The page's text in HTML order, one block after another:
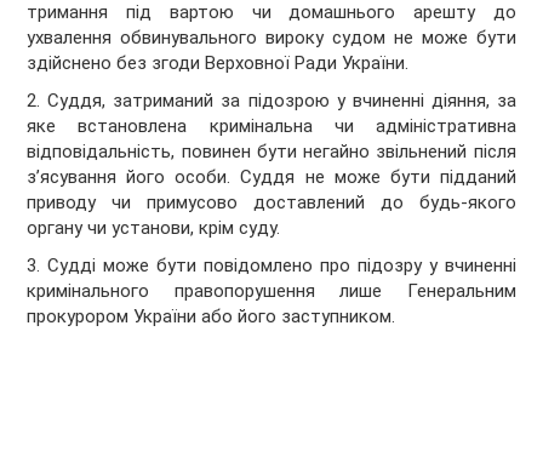
тримання під вартою чи домашнього арешту до
ухвалення обвинувального вироку судом не може бути
здійснено без згоди Верховної Ради України.
2. Суддя, затриманий за підозрою у вчиненні діяння, за
яке встановлена кримінальна чи адміністративна
відповідальність, повинен бути негайно звільнений після
з’ясування його особи. Суддя не може бути підданий
приводу чи примусово доставлений до будь-якого
органу чи установи, крім суду.
3. Судді може бути повідомлено про підозру у вчиненні
кримінального правопорушення лише Генеральним
прокурором України або його заступником.